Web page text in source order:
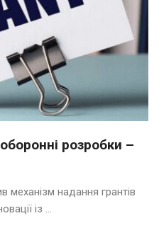
розробки –
механізм надання грантів
із ...